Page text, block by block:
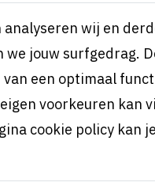
analyseren wij en
jouw surfgedrag.
een optimaal
voorkeuren kan
cookie policy kan